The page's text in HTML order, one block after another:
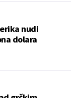
nudi
dolara